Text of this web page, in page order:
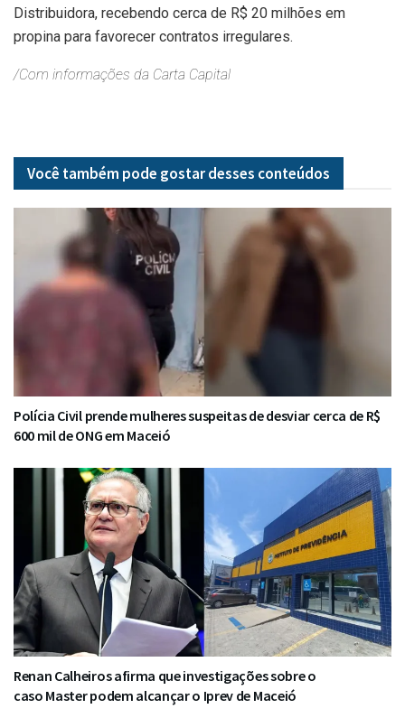
Distribuidora, recebendo cerca de R$ 20 milhões em
propina para favorecer contratos irregulares.
/Com informações da Carta Capital
Você também pode gostar desses conteúdos
Polícia Civil prende mulheres suspeitas de desviar cerca de R$
600 mil de ONG em Maceió
Renan Calheiros afirma que investigações sobre o
caso Master podem alcançar o Iprev de Maceió